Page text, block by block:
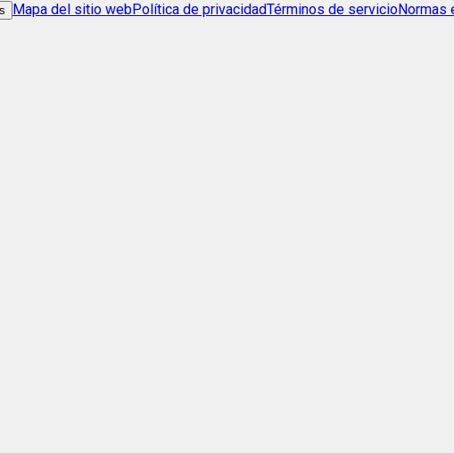
Mapa del sitio webPolítica de privacidadTérminos de servicioNormas